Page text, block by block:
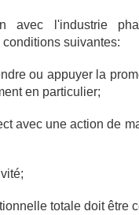
avec l'industrie
suivantes:
ou appuyer la
en particulier;
avec une action de
totale doit être